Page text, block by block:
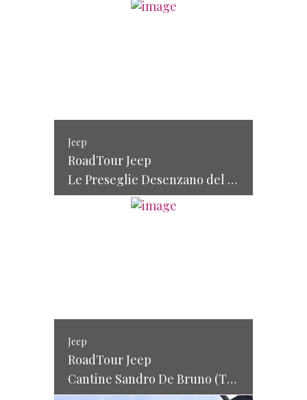
Jeep
RoadTour Jeep
Le Preseglie Desenzano del Garda (VR) – 7 / 8 giugno
Jeep
RoadTour Jeep
Cantine Sandro De Bruno (TV) – 17 / 18 maggio 2014